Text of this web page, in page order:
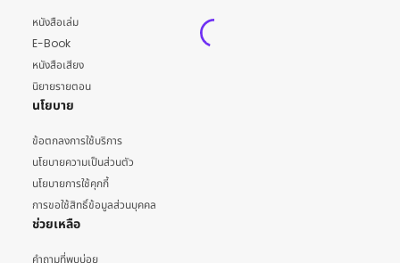
หนังสือเล่ม
E-Book
หนังสือเสียง
นิยายรายตอน
นโยบาย
ข้อตกลงการใช้บริการ
นโยบายความเป็นส่วนตัว
นโยบายการใช้คุกกี้
การขอใช้สิทธิ์ข้อมูลส่วนบุคคล
ช่วยเหลือ
คำถามที่พบบ่อย